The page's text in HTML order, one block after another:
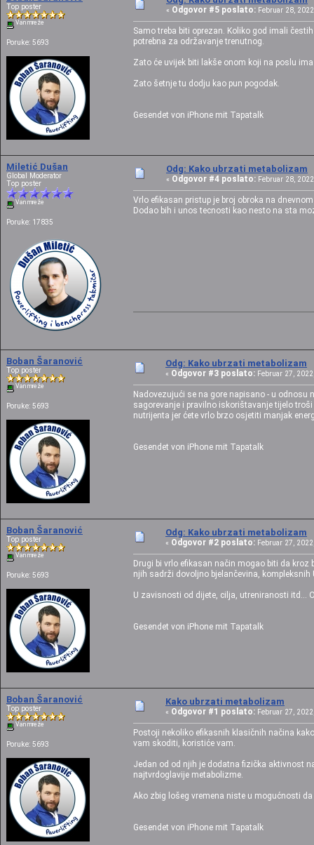
Top poster
Van mreže
Poruke: 5693
« Odgovor #5 poslato: Februar 28,
Samo treba biti oprezan. Koliko god imali
potrebna za održavanje trenutnog.
Zato će uvijek biti lakše onom koji na poslu
Zato šetnje tu dodju kao pun pogodak.
Gesendet von iPhone mit Tapatalk
Miletić Dušan
Global Moderator
Top poster
Van mreže
Poruke: 17835
Odg: Kako ubrzati metabolizam
« Odgovor #4 poslato: Februar 28,
Vrlo efikasan pristup je broj obroka na
Dodao bih i unos tecnosti kao nesto na sta
Boban Šaranović
Top poster
Van mreže
Poruke: 5693
Odg: Kako ubrzati metabolizam
« Odgovor #3 poslato: Februar 27,
Nadovezujući se na gore napisano - u
sagorevanje i pravilno iskorištavanje tijelo
nutrijenta jer ćete vrlo brzo osjetiti manjak
Gesendet von iPhone mit Tapatalk
Boban Šaranović
Top poster
Van mreže
Poruke: 5693
Odg: Kako ubrzati metabolizam
« Odgovor #2 poslato: Februar 27,
Drugi bi vrlo efikasan način mogao biti da
njih sadrži dovoljno bjelančevina,
U zavisnosti od dijete, cilja, utreniranosti itd...
Gesendet von iPhone mit Tapatalk
Boban Šaranović
Top poster
Van mreže
Poruke: 5693
Kako ubrzati metabolizam
« Odgovor #1 poslato: Februar 27,
Postoji nekoliko efikasnih klasičnih načina
vam skoditi, koristiće vam.
Jedan od od njih je dodatna fizička aktivnost
najtvrdoglavije metabolizme.
Ako zbig lošeg vremena niste u mogućnosti
Gesendet von iPhone mit Tapatalk